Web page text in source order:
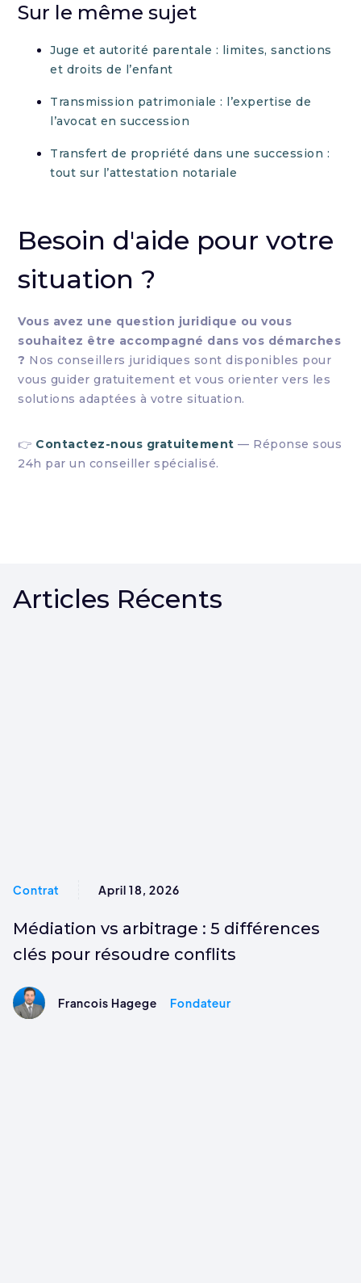
Sur le même sujet
Juge et autorité parentale : limites, sanctions
et droits de l’enfant
Transmission patrimoniale : l’expertise de
l’avocat en succession
Transfert de propriété dans une succession :
tout sur l’attestation notariale
Besoin d'aide pour votre
situation ?
Vous avez une question juridique ou vous
souhaitez être accompagné dans vos démarches
? Nos conseillers juridiques sont disponibles pour
vous guider gratuitement et vous orienter vers les
solutions adaptées à votre situation.
👉 Contactez-nous gratuitement — Réponse sous
24h par un conseiller spécialisé.
Articles Récents
Contrat April 18, 2026
Médiation vs arbitrage : 5 différences
clés pour résoudre conflits
Francois Hagege Fondateur